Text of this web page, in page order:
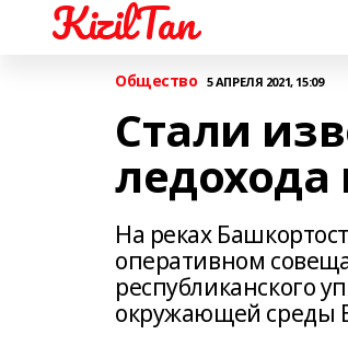
KizilTan
Общество 5 АПРЕЛЯ 2021, 15:09
Стали
ледохода
На реках
оперативном
республиканского
окружающей среды